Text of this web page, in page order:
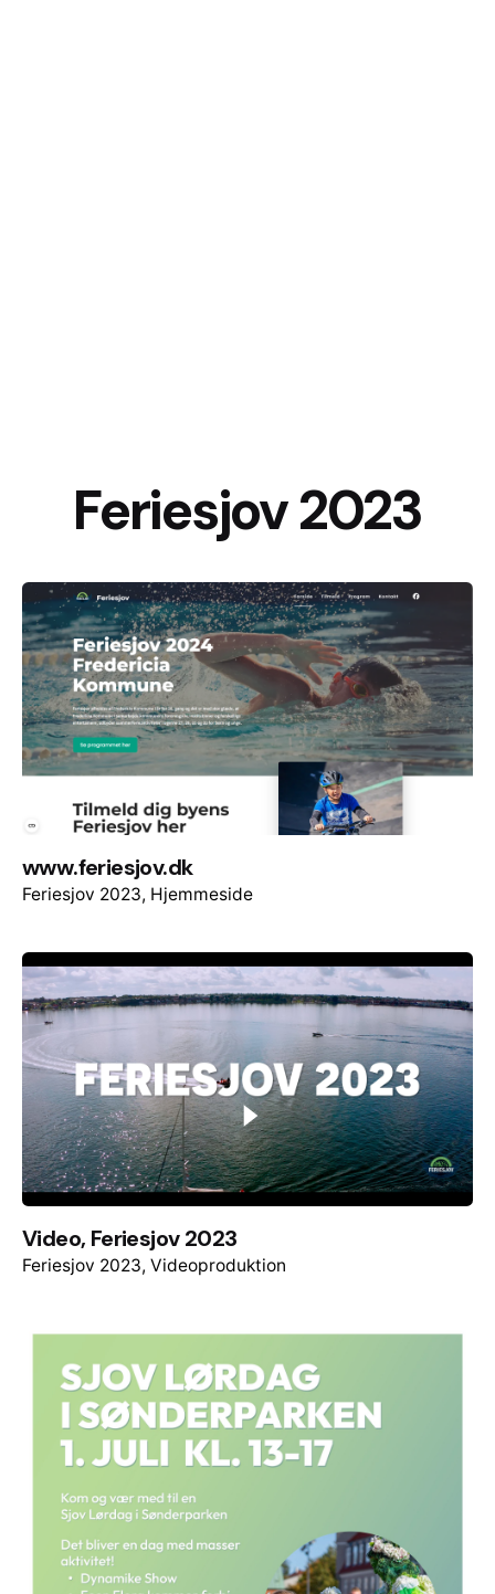
Feriesjov 2023
www.feriesjov.dk
Feriesjov 2023 Hjemmeside
Video, Feriesjov 2023
Feriesjov 2023 Videoproduktion